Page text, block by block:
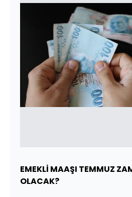
EMEKLİ MAAŞI TEMMUZ
OLACAK?